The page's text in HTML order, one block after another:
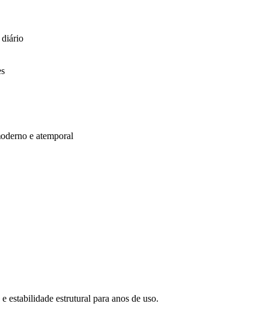
diário
e atemporal
estabilidade estrutural para anos de uso.